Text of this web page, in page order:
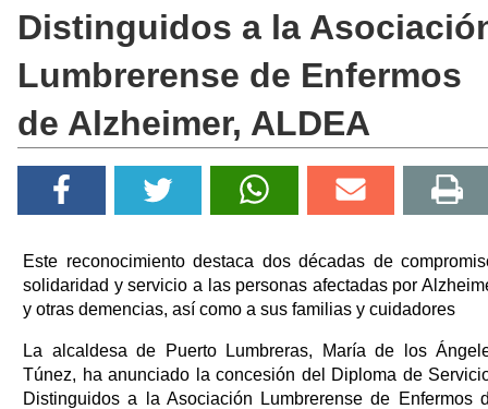
Distinguidos a la
Lumbrerense de Enfermos
de Alzheimer, ALDEA
Este reconocimiento destaca dos décadas de
solidaridad y servicio a las personas afectadas por
y otras demencias, así como a sus familias y cuidadores
La alcaldesa de Puerto Lumbreras, María de los
Túnez, ha anunciado la concesión del Diploma de
Distinguidos a la Asociación Lumbrerense de Enfermos